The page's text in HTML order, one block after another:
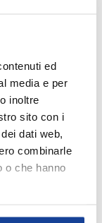
ed
media e per
inoltre
sito con i
dati web,
combinarle
o che hanno